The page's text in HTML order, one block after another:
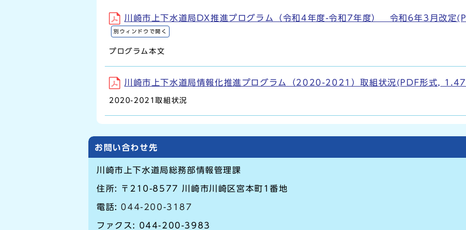
川崎市上下水道局DX推進プログラム（令和4年度-令和7年度） 令和6年3月改定
別ウィンドウで開く
プログラム本文
川崎市上下水道局情報化推進プログラム（2020-2021）取組状況(PDF形式,
2020-2021取組状況
お問い合わせ先
川崎市上下水道局総務部情報管理課
住所: 〒210-8577 川崎市川崎区宮本町1番地
電話: 044-200-3187
ファクス: 044-200-3983